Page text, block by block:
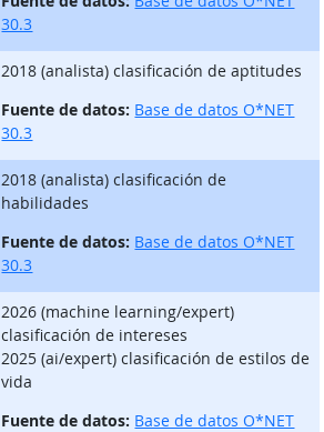
30.3
2018 (analista) clasificación de aptitudes
Fuente de datos: Base de datos O*NET
30.3
2018 (analista) clasificación de
habilidades
Fuente de datos: Base de datos O*NET
30.3
2026 (machine learning/expert)
clasificación de intereses
2025 (ai/expert) clasificación de estilos de
vida
Fuente de datos: Base de datos O*NET